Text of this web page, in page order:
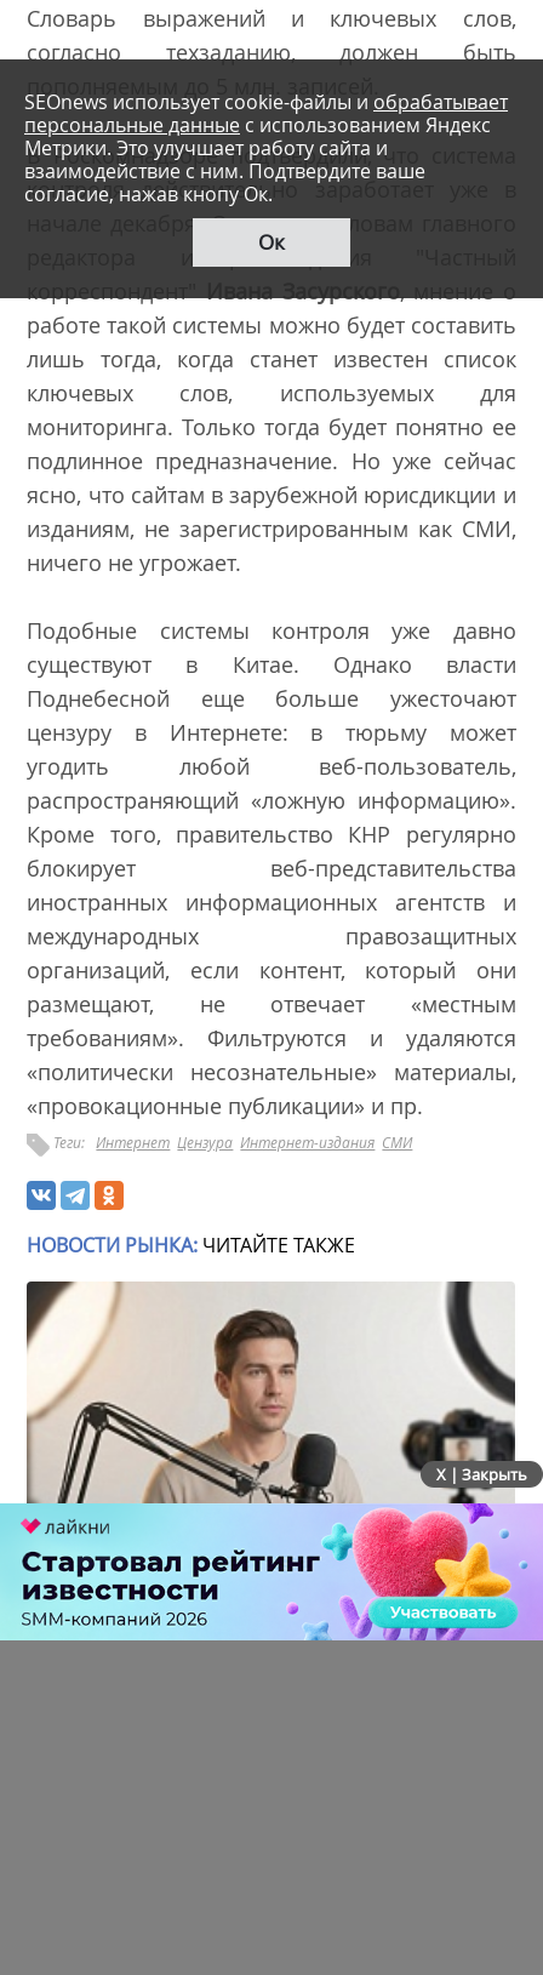
Словарь выражений и ключевых слов,
согласно техзаданию, должен быть
В Роскомнадзоре подтвердили, что система
контроля действительно заработает уже в
начале декабря. Однако, по словам главного
редактора интернет-издания "Частный
работе такой системы можно будет составить
лишь тогда, когда станет известен список
ключевых слов, используемых для
мониторинга. Только тогда будет понятно ее
подлинное предназначение. Но уже сейчас
ясно, что сайтам в зарубежной юрисдикции и
изданиям, не зарегистрированным как СМИ,
ничего не угрожает.
Подобные системы контроля уже давно
существуют в Китае. Однако власти
Поднебесной еще больше ужесточают
цензуру в Интернете: в тюрьму может
угодить любой веб-пользователь,
распространяющий «ложную информацию».
Кроме того, правительство КНР регулярно
блокирует веб-представительства
иностранных информационных агентств и
международных правозащитных
организаций, если контент, который они
размещают, не отвечает «местным
требованиям». Фильтруются и удаляются
«политически несознательные» материалы,
«провокационные публикации» и пр.
Теги: Интернет Цензура Интернет-издания СМИ
SEOnews использует cookie-файлы и обрабатывает
персональные данные с использованием Яндекс
Метрики. Это улучшает работу сайта и
взаимодействие с ним. Подтвердите ваше
согласие, нажав кнопу Ок.
Ок
НОВОСТИ РЫНКА: ЧИТАЙТЕ ТАКЖЕ
Российский рынок инфлюенс-маркетинга вошел в
фазу стагнации после нескольких лет роста
X | Закрыть